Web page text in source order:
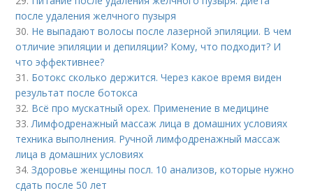
после удаления желчного пузыря
30. Не выпадают волосы после лазерной эпиляции. В чем
отличие эпиляции и депиляции? Кому, что подходит? И
что эффективнее?
31. Ботокс сколько держится. Через какое время виден
результат после ботокса
32. Всё про мускатный орех. Применение в медицине
33.Лимфодренажный массаж лица в домашних условиях
техника выполнения. Ручной лимфодренажный массаж
лица в домашних условиях
34.Здоровье женщины посл. 10 анализов, которые нужно
сдать после 50 лет